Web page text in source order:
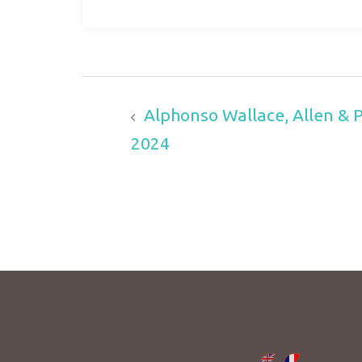
Alphonso Wallace, Allen &
2024